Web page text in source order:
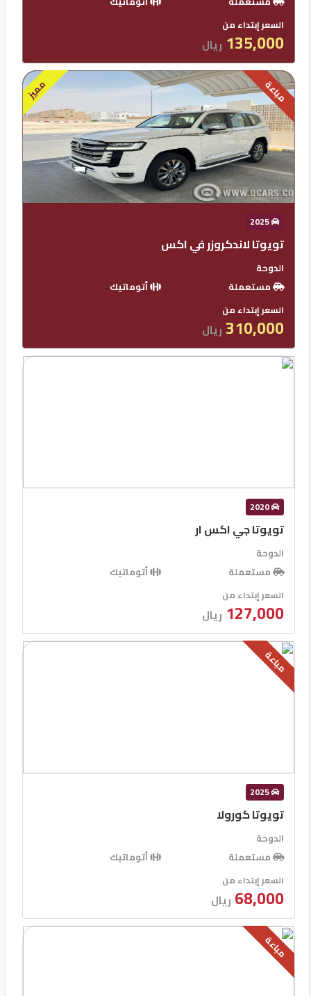
السعر إبتداء من
135,000 ريال
مميز مباعة
2025
تويوتا لاندكروزر في اكس
الدوحة
مستعملة
أتوماتيك
السعر إبتداء من
310,000 ريال
2020
تويوتا جي اكس ار
الدوحة
مستعملة
أتوماتيك
السعر إبتداء من
127,000 ريال
مباعة
2025
تويوتا كورولا
الدوحة
مستعملة
أتوماتيك
السعر إبتداء من
68,000 ريال
مباعة